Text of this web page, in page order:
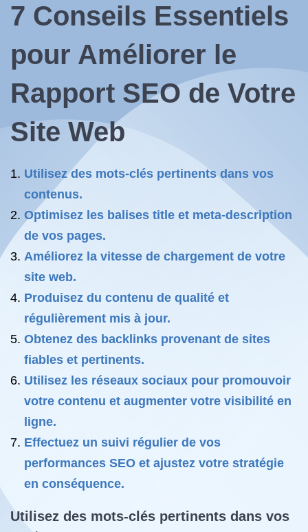
7 Conseils Essentiels
pour Améliorer le
Rapport SEO de Votre
Site Web
Utilisez des mots-clés pertinents dans vos
contenus.
Optimisez les balises title et meta-description
de vos pages.
Améliorez la vitesse de chargement de votre
site web.
Produisez du contenu de qualité et
régulièrement mis à jour.
Obtenez des backlinks provenant de sites
fiables et pertinents.
Utilisez les réseaux sociaux pour promouvoir
votre contenu et augmenter votre visibilité en
ligne.
Effectuez un suivi régulier de vos
performances SEO et ajustez votre stratégie
en conséquence.
Utilisez des mots-clés pertinents dans vos